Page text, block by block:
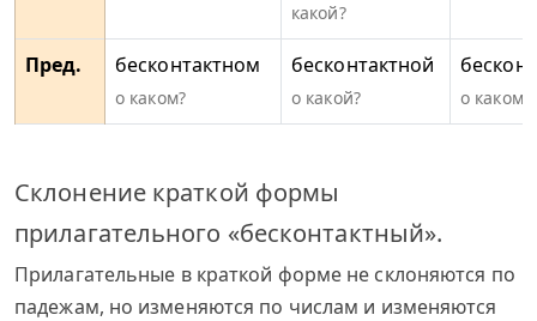
какой?
Пред. бесконтактном
о каком?
бесконтактной
о какой? о каком?
Склонение краткой формы
прилагательного «бесконтактный».
Прилагательные в краткой форме не склоняются по
падежам, но изменяются по числам и изменяются